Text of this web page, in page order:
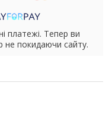
платежі. Тепер ви
не покидаючи сайту.